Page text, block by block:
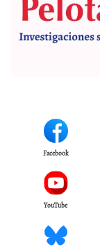
Facebook
YouTube